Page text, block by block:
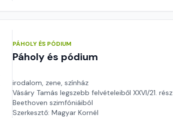
PÁHOLY ÉS PÓDIUM
Páholy és pódium
irodalom, zene, színház
Vásáry Tamás legszebb felvételeiből XXVI/21. rész
Beethoven szimfóniáiból
Szerkesztő: Magyar Kornél